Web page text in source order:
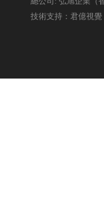
技術支持：君億視覺